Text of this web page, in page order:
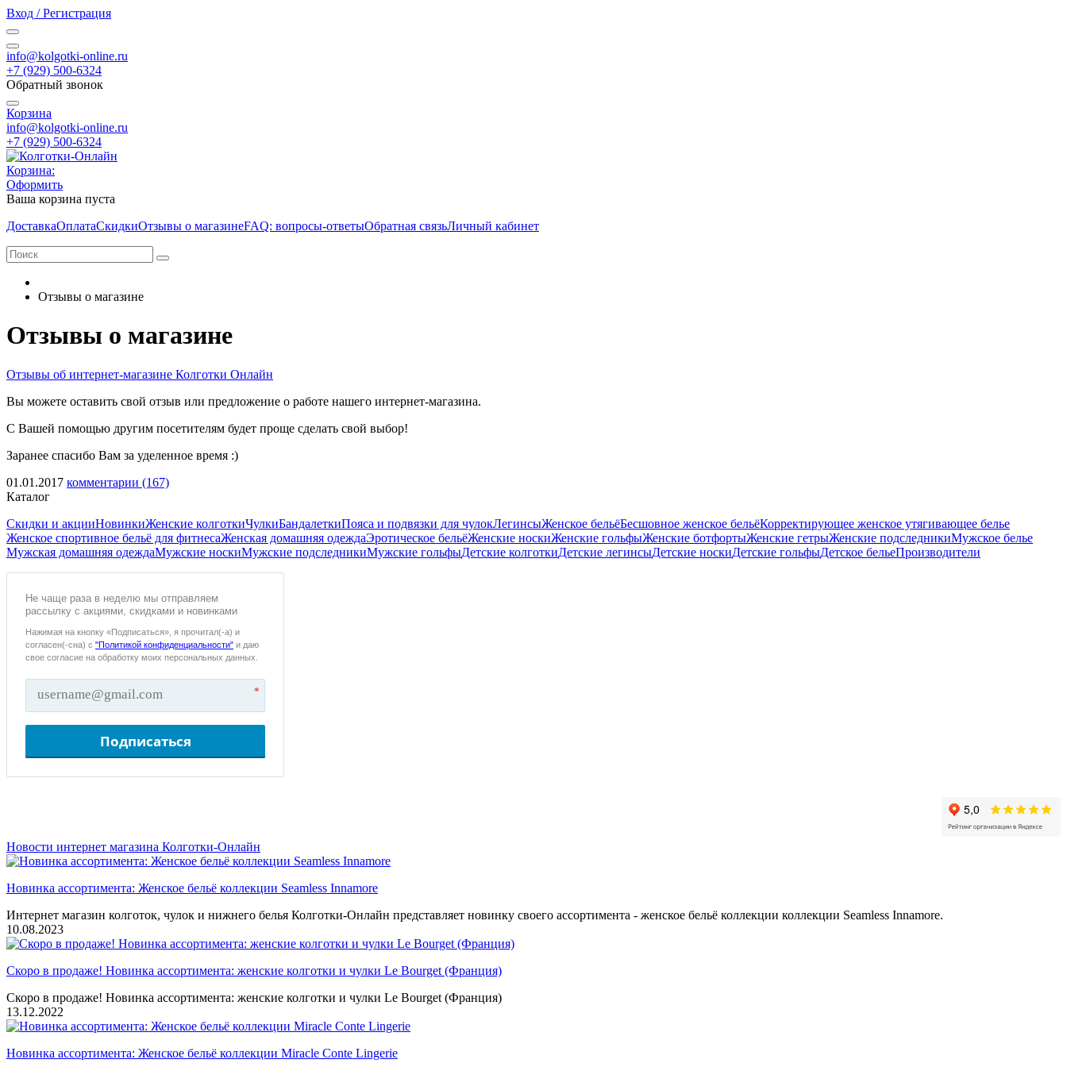
Вход / Регистрация
info@kolgotki-online.ru
+7 (929) 500-6324
Обратный звонок
Корзина
info@kolgotki-online.ru
+7 (929) 500-6324
Корзина:
Оформить
Ваша корзина пуста
ДоставкаОплатаСкидкиОтзывы о магазинеFAQ: вопросы-ответыОбратная связьЛичный кабинет
Отзывы о магазине
Отзывы о магазине
Отзывы об интернет-магазине Колготки Онлайн
Вы можете оставить свой отзыв или предложение о работе нашего интернет-магазина.
С Вашей помощью другим посетителям будет проще сделать свой выбор!
Заранее спасибо Вам за уделенное время :)
01.01.2017 комментарии (167)
Каталог
Скидки и акцииНовинкиЖенские колготкиЧулкиБандалеткиПояса и подвязки для чулокЛегинсыЖенское бельёБесшовное женское бельёКорректирующее женское утягивающее белье
Женское спортивное бельё для фитнесаЖенская домашняя одеждаЭротическое бельёЖенские носкиЖенские гольфыЖенские ботфортыЖенские гетрыЖенские подследникиМужское белье
Мужская домашняя одеждаМужские носкиМужские подследникиМужские гольфыДетские колготкиДетские легинсыДетские носкиДетские гольфыДетское бельеПроизводители
Не чаще раза в неделю мы отправляем
рассылку с акциями, скидками и новинками
Нажимая на кнопку «Подписаться», я прочитал(-а) и
согласен(-сна) с "Политикой конфиденциальности" и даю
свое согласие на обработку моих персональных данных.
*
Подписаться
Новости интернет магазина Колготки-Онлайн
Новинка ассортимента: Женское бельё коллекции Seamless Innamore
Интернет магазин колготок, чулок и нижнего белья Колготки-Онлайн представляет новинку своего ассортимента - женское бельё коллекции коллекции Seamless Innamore.
10.08.2023
Скоро в продаже! Новинка ассортимента: женские колготки и чулки Le Bourget (Франция)
Скоро в продаже! Новинка ассортимента: женские колготки и чулки Le Bourget (Франция)
13.12.2022
Новинка ассортимента: Женское бельё коллекции Miracle Conte Lingerie